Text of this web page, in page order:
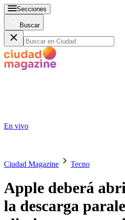
Secciones
Buscar
En vivo
Ciudad Magazine Tecno
Apple deberá
la descarga